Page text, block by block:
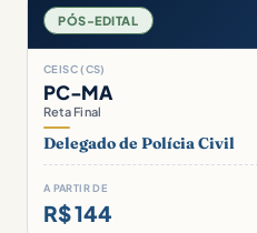
PÓS-EDITAL
CEISC (CS)
PC-MA
Reta Final
Delegado de Polícia Civil
A PARTIR DE
R$ 144